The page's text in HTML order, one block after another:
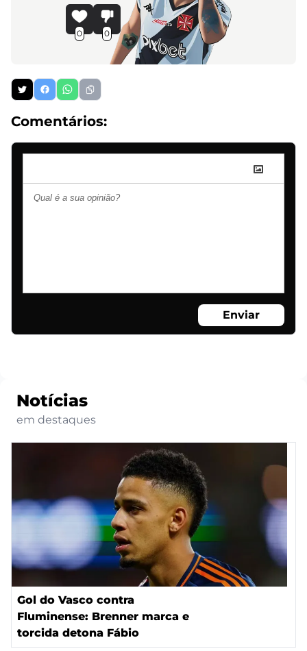
0 0
Comentários:
Enviar
Notícias
em destaques
Gol do Vasco contra
Fluminense: Brenner marca e
torcida detona Fábio